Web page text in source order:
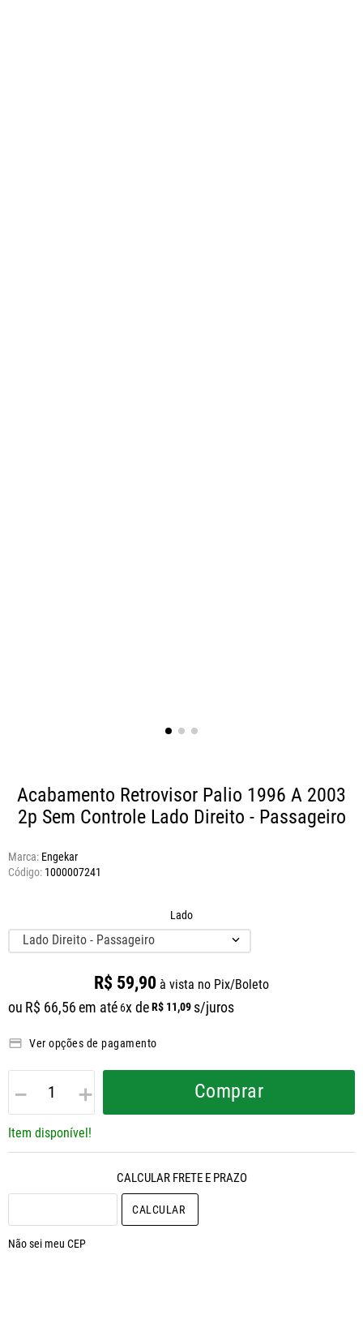
Acabamento Retrovisor Palio 1996 A 2003
2p Sem Controle Lado Direito - Passageiro
Marca: Engekar
1000007241
Lado
Lado Direito - Passageiro
R$ 59,90 à vista no Pix/Boleto
ou R$ 66,56em até 6x deR$ 11,09 s/juros
Ver opções de pagamento
＋
－ Comprar
Item disponível!
Não sei meu CEP